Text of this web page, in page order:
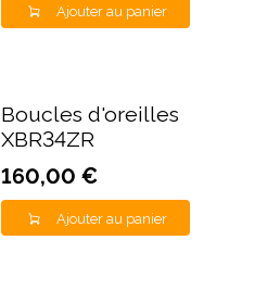
Ajouter au panier
Boucles d'oreilles
XBR34ZR
160,00 €
Ajouter au panier